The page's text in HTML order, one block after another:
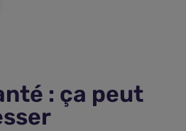
: ça peut